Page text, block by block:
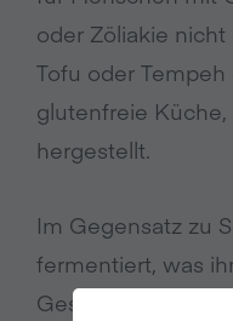
oder Zöliakie
Tofu oder
glutenfreie
hergestellt.
Im Gegensatz zu
fermentiert, was
Geschmacksnote